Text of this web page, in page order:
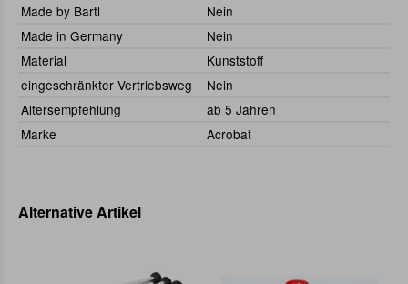
Made by Bartl
Nein
Made in Germany
Nein
Material
Kunststoff
eingeschränkter Vertriebsweg
Nein
Altersempfehlung
ab 5 Jahren
Marke
Acrobat
Alternative Artikel